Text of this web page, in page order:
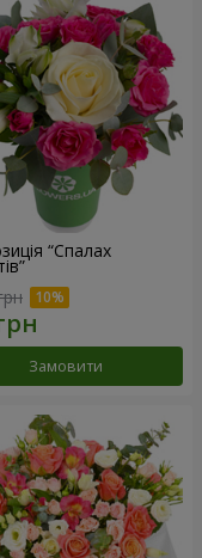
“Спалах
Замовити